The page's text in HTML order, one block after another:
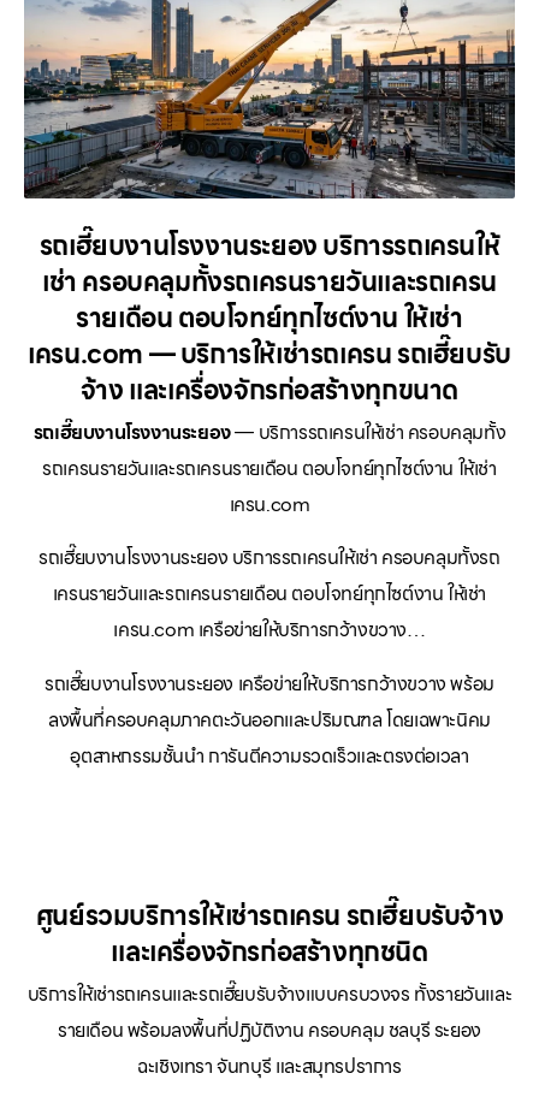
รถเฮี๊ยบงานโรงงานระยอง บริการรถเครนให้
เช่า ครอบคลุมทั้งรถเครนรายวันและรถเครน
รายเดือน ตอบโจทย์ทุกไซต์งาน ให้เช่า
เครน.com — บริการให้เช่ารถเครน รถเฮี๊ยบรับ
จ้าง และเครื่องจักรก่อสร้างทุกขนาด
รถเฮี๊ยบงานโรงงานระยอง— บริการรถเครนให้เช่า ครอบคลุมทั้ง
รถเครนรายวันและรถเครนรายเดือน ตอบโจทย์ทุกไซต์งาน ให้เช่า
เครน.com
รถเฮี๊ยบงานโรงงานระยอง บริการรถเครนให้เช่า ครอบคลุมทั้งรถ
เครนรายวันและรถเครนรายเดือน ตอบโจทย์ทุกไซต์งาน ให้เช่า
เครน.com เครือข่ายให้บริการกว้างขวาง…
รถเฮี๊ยบงานโรงงานระยอง เครือข่ายให้บริการกว้างขวาง พร้อม
ลงพื้นที่ครอบคลุมภาคตะวันออกและปริมณฑล โดยเฉพาะนิคม
อุตสาหกรรมชั้นนำ การันตีความรวดเร็วและตรงต่อเวลา
ศูนย์รวมบริการให้เช่ารถเครน รถเฮี๊ยบรับจ้าง
และเครื่องจักรก่อสร้างทุกชนิด
บริการให้เช่ารถเครนและรถเฮี๊ยบรับจ้างแบบครบวงจร ทั้งรายวันและ
รายเดือน พร้อมลงพื้นที่ปฏิบัติงาน ครอบคลุม ชลบุรี ระยอง
ฉะเชิงเทรา จันทบุรี และสมุทรปราการ